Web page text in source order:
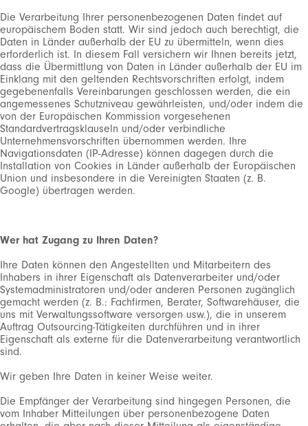
Die Verarbeitung Ihrer personenbezogenen Daten findet auf
europäischem Boden statt. Wir sind jedoch auch berechtigt, die
Daten in Länder außerhalb der EU zu übermitteln, wenn dies
erforderlich ist. In diesem Fall versichern wir Ihnen bereits jetzt,
dass die Übermittlung von Daten in Länder außerhalb der EU im
Einklang mit den geltenden Rechtsvorschriften erfolgt, indem
gegebenenfalls Vereinbarungen geschlossen werden, die ein
angemessenes Schutzniveau gewährleisten, und/oder indem die
von der Europäischen Kommission vorgesehenen
Standardvertragsklauseln und/oder verbindliche
Unternehmensvorschriften übernommen werden. Ihre
Navigationsdaten (IP-Adresse) können dagegen durch die
Installation von Cookies in Länder außerhalb der Europäischen
Union und insbesondere in die Vereinigten Staaten (z. B.
Google) übertragen werden.
Wer hat Zugang zu Ihren Daten?
Ihre Daten können den Angestellten und Mitarbeitern des
Inhabers in ihrer Eigenschaft als Datenverarbeiter und/oder
Systemadministratoren und/oder anderen Personen zugänglich
gemacht werden (z. B.: Fachfirmen, Berater, Softwarehäuser, die
uns mit Verwaltungssoftware versorgen usw.), die in unserem
Auftrag Outsourcing-Tätigkeiten durchführen und in ihrer
Eigenschaft als externe für die Datenverarbeitung verantwortlich
sind.
Wir geben Ihre Daten in keiner Weise weiter.
Die Empfänger der Verarbeitung sind hingegen Personen, die
vom Inhaber Mitteilungen über personenbezogene Daten